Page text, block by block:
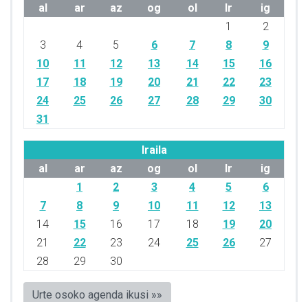
al
ar az og ol lr
ig
1
2
3
4 5 6 7 8
9
10
11 12 13 14 15
16
17
18 19 20 21 22
23
24
25 26 27 28 29
30
31
Iraila
al
ar az og ol lr
ig
1
2 3 4 5
6
7
8 9 10 11 12
13
14
15 16 17 18 19
20
21
22 23 24 25 26
27
28
29 30
Urte osoko agenda ikusi »»